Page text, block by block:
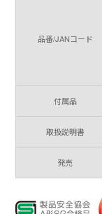
品番/JANコード
付属品
取扱説明書
発売